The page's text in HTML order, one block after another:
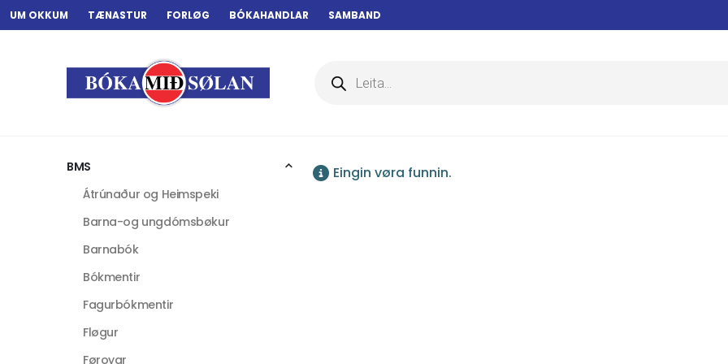
UM OKKUM TÆNASTUR FORLØG BÓKAHANDLAR SAMBAND
search
Eingin vøra funnin.
BMS
Átrúnaður og Heimspeki
Barna-og ungdómsbøkur
Barnabók
Bókmentir
Fagurbókmentir
Fløgur
Føroyar